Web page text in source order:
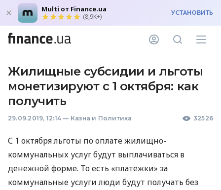
Multi от Finance.ua
(8,9K+) УСТАНОВИТЬ
Жилищные субсидии и льготы
монетизируют с 1 октября: как
получить
29.09.2019, 12:14 — Казна и Политика 32526
С 1 октября льготы по оплате жилищно-
коммунальных услуг будут выплачиваться в
денежной форме. То есть «платежки» за
коммунальные услуги люди будут получать без